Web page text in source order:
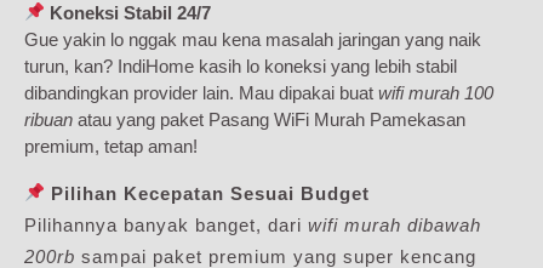
Koneksi Stabil 24/7
Gue yakin lo nggak mau kena masalah jaringan yang naik
turun, kan? IndiHome kasih lo koneksi yang lebih stabil
dibandingkan provider lain. Mau dipakai buat wifi murah 100
ribuan atau yang paket Pasang WiFi Murah Pamekasan
premium, tetap aman!
Pilihan Kecepatan Sesuai Budget
Pilihannya banyak banget, dari wifi murah dibawah
200rb sampai paket premium yang super kencang